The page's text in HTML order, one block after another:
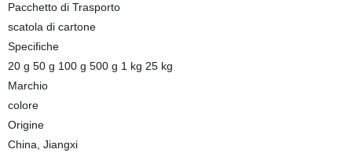
Pacchetto di Trasporto
scatola di cartone
Specifiche
20 g 50 g 100 g 500 g 1 kg 25 kg
Marchio
colore
Origine
China, Jiangxi